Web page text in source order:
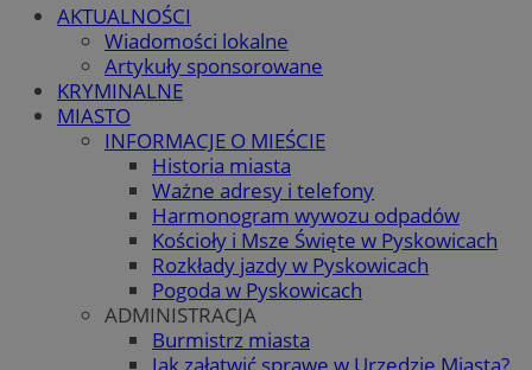
AKTUALNOŚCI
Wiadomości lokalne
Artykuły sponsorowane
KRYMINALNE
MIASTO
INFORMACJE O MIEŚCIE
Historia miasta
Ważne adresy i telefony
Harmonogram wywozu odpadów
Kościoły i Msze Święte w Pyskowicach
Rozkłady jazdy w Pyskowicach
Pogoda w Pyskowicach
ADMINISTRACJA
Burmistrz miasta